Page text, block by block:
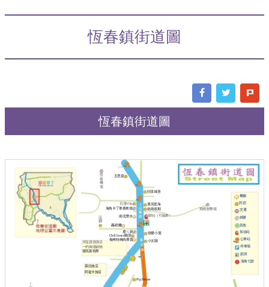
恆春鎮街道圖
恆春鎮街道圖
五里庭
餐廳
民宿
交通
娛樂
其他
加油站
公車站
停車場
廁所
海角七號
飛靶射擊場
驛站（可驗車）
南北潛水
小太陽
食烤特烤肉專賣
Pig House
轟稻機
發現新視界
好漾城堡
海角卡丁車賽車場
慕欣旅店
遇見星海
河堤渡假酒店
恆
春
機
場
鹿ㄦ島
Chill house懶居
南島假期
阿提卡旅店
沄
玥
快樂小屋
日漫Villa
一杓御湯鍋物